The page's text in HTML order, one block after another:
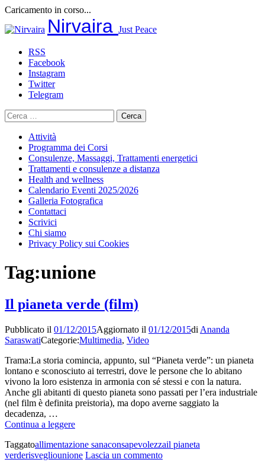
Caricamento in corso...
al
Nirvaira Just Peace
RSS
Facebook
Instagram
Twitter
Telegram
Ricerca
per:
Attività
Programma dei Corsi
Consulenze, Massaggi, Trattamenti energetici
Trattamenti e consulenze a distanza
Health and wellness
Calendario Eventi 2025/2026
Galleria Fotografica
Contattaci
Scrivici
Chi siamo
Privacy Policy sui Cookies
Tag:unione
Il pianeta verde (film)
Pubblicato il 01/12/2015Aggiornato il 01/12/2015di Ananda
SaraswatiCategorie:Multimedia, Video
Trama:La storia comincia, appunto, sul “Pianeta verde”: un pianeta
lontano e sconosciuto ai terrestri, dove le persone che lo abitano
vivono la loro esistenza in armonia con sé stessi e con la natura.
Anche gli abitanti di questo pianeta sono passati per l’era industriale
(nel film è definita preistoria), ma dopo averne saggiato la
decadenza, …
Continua a leggereIl
verde
(film)
Taggatoallimentazione sanaconsapevolezzail pianeta
verderisvegliounione Lascia un commentosu